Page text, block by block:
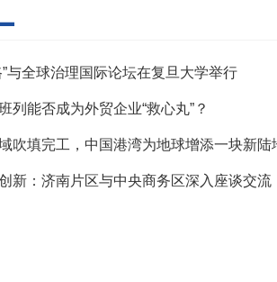
与全球治理国际论坛在复旦大学举行
列能否成为外贸企业“救心丸”？
吹填完工，中国港湾为地球增添一块新陆
新：济南片区与中央商务区深入座谈交流